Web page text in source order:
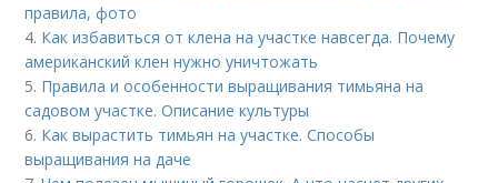
правила, фото
4. Как избавиться от клена на участке навсегда. Почему
американский клен нужно уничтожать
5. Правила и особенности выращивания тимьяна на
садовом участке. Описание культуры
6. Как вырастить тимьян на участке. Способы
выращивания на даче